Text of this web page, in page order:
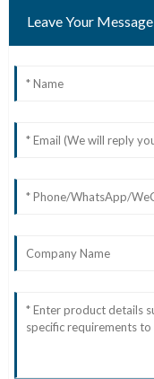
Leave Your Message